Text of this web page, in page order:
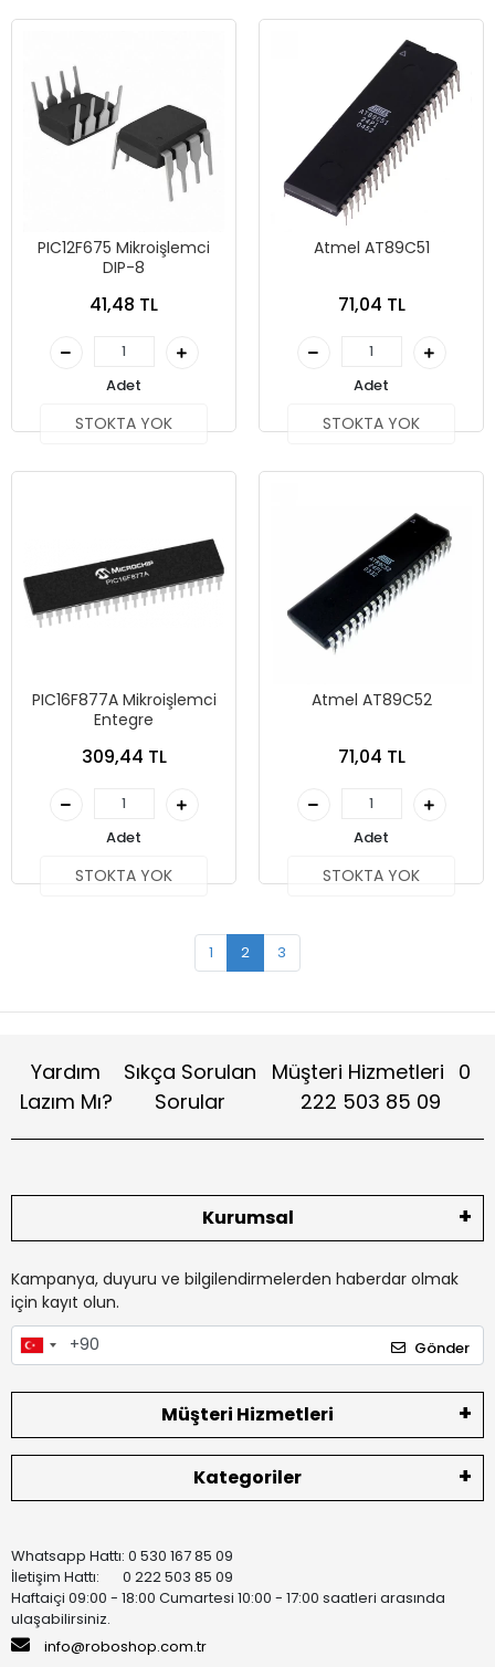
PIC12F675 Mikroişlemci
DIP-8
41,48 TL
Adet
STOKTA YOK
Atmel AT89C51
71,04 TL
Adet
STOKTA YOK
PIC16F877A Mikroişlemci
Entegre
309,44 TL
Adet
STOKTA YOK
Atmel AT89C52
71,04 TL
Adet
STOKTA YOK
1 2 3
Yardım
Lazım Mı?
Sıkça Sorulan
Sorular
Müşteri Hizmetleri 0
222 503 85 09
Kurumsal
Kampanya, duyuru ve bilgilendirmelerden haberdar olmak
için kayıt olun.
Gönder
Müşteri Hizmetleri
Kategoriler
Whatsapp Hattı: 0 530 167 85 09
İletişim Hattı: 0 222 503 85 09
Haftaiçi 09:00 - 18:00 Cumartesi 10:00 - 17:00 saatleri arasında
ulaşabilirsiniz.
info@roboshop.com.tr